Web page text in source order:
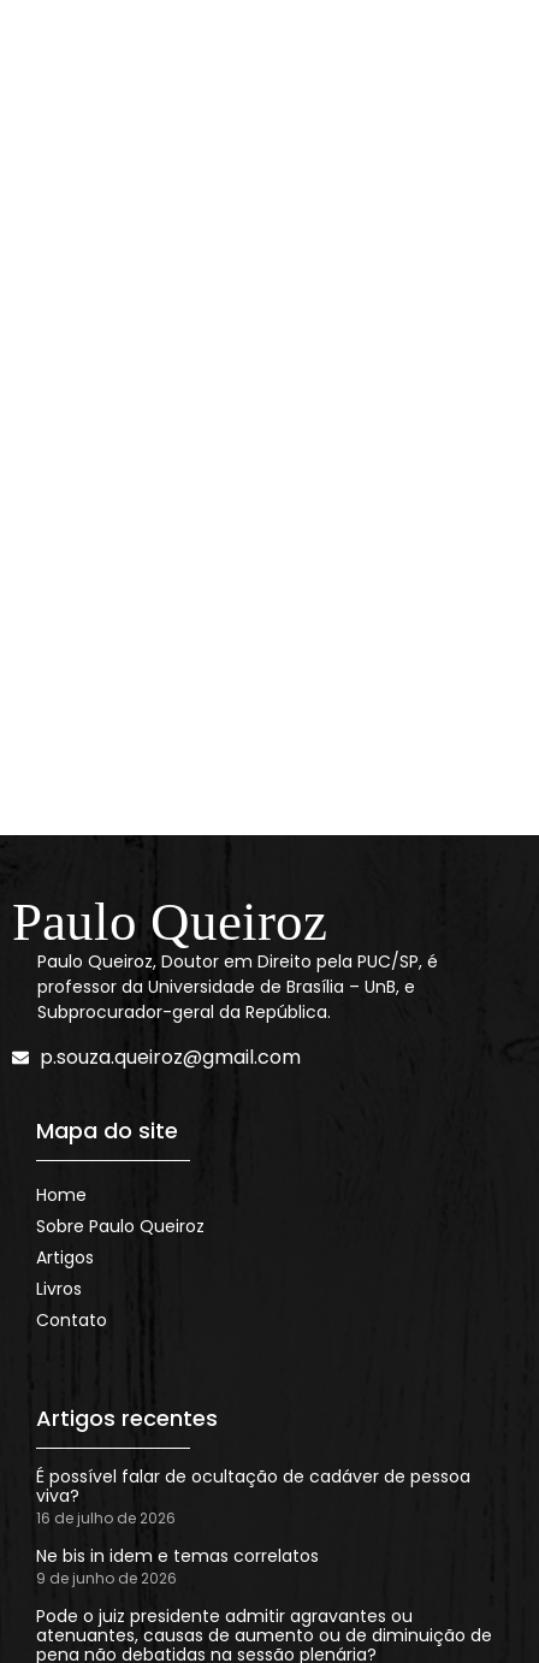
Paulo Queiroz
Paulo Queiroz, Doutor em Direito pela PUC/SP, é
professor da Universidade de Brasília – UnB, e
Subprocurador-geral da República.
p.souza.queiroz@gmail.com
Mapa do site
Home
Sobre Paulo Queiroz
Artigos
Livros
Contato
Artigos recentes
É possível falar de ocultação de cadáver de pessoa
viva?
16 de julho de 2026
Ne bis in idem e temas correlatos
9 de junho de 2026
Pode o juiz presidente admitir agravantes ou
atenuantes, causas de aumento ou de diminuição de
pena não debatidas na sessão plenária?